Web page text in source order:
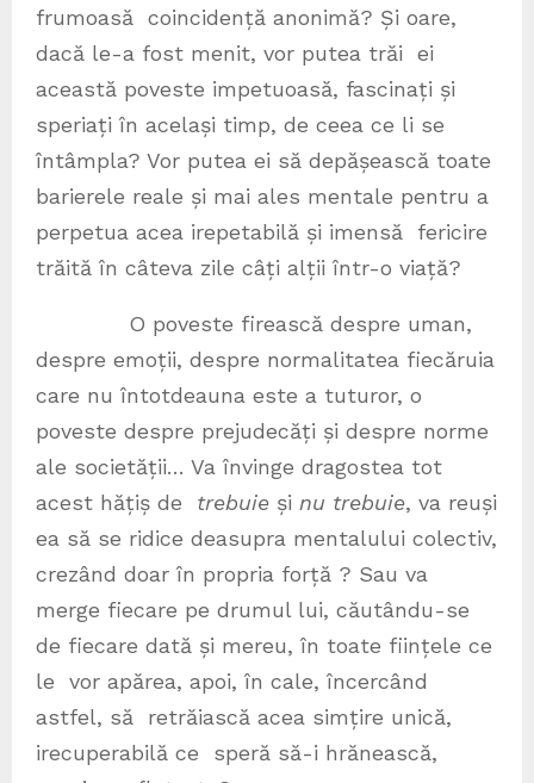
frumoasă coincidență anonimă? Și oare,
dacă le-a fost menit, vor putea trăi ei
această poveste impetuoasă, fascinați și
speriați în același timp, de ceea ce li se
întâmpla? Vor putea ei să depășească toate
barierele reale și mai ales mentale pentru a
perpetua acea irepetabilă și imensă fericire
trăită în câteva zile câți alții într-o viață?
O poveste firească despre uman,
despre emoții, despre normalitatea fiecăruia
care nu întotdeauna este a tuturor, o
poveste despre prejudecăți și despre norme
ale societății… Va învinge dragostea tot
acest hățiș de trebuie și nu trebuie, va reuși
ea să se ridice deasupra mentalului colectiv,
crezând doar în propria forță ? Sau va
merge fiecare pe drumul lui, căutându-se
de fiecare dată și mereu, în toate ființele ce
le vor apărea, apoi, în cale, încercând
astfel, să retrăiască acea simțire unică,
irecuperabilă ce speră să-i hrănească,